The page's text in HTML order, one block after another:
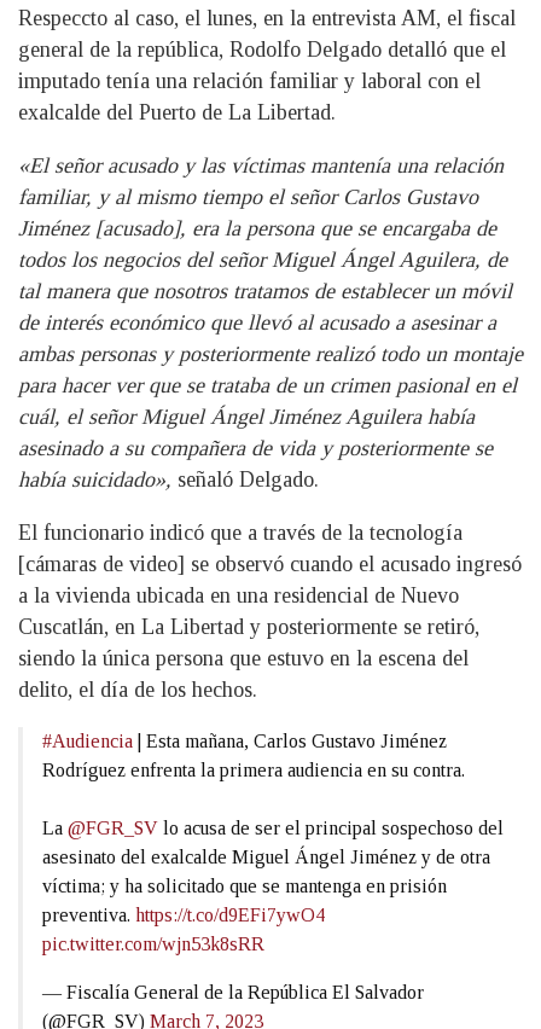
Respeccto al caso, el lunes, en la entrevista AM, el fiscal
general de la república, Rodolfo Delgado detalló que el
imputado tenía una relación familiar y laboral con el
exalcalde del Puerto de La Libertad.
«El señor acusado y las víctimas mantenía una relación
familiar, y al mismo tiempo el señor Carlos Gustavo
Jiménez [acusado], era la persona que se encargaba de
todos los negocios del señor Miguel Ángel Aguilera, de
tal manera que nosotros tratamos de establecer un móvil
de interés económico que llevó al acusado a asesinar a
ambas personas y posteriormente realizó todo un montaje
para hacer ver que se trataba de un crimen pasional en el
cuál, el señor Miguel Ángel Jiménez Aguilera había
asesinado a su compañera de vida y posteriormente se
había suicidado», señaló Delgado.
El funcionario indicó que a través de la tecnología
[cámaras de video] se observó cuando el acusado ingresó
a la vivienda ubicada en una residencial de Nuevo
Cuscatlán, en La Libertad y posteriormente se retiró,
siendo la única persona que estuvo en la escena del
delito, el día de los hechos.
#Audiencia | Esta mañana, Carlos Gustavo Jiménez
Rodríguez enfrenta la primera audiencia en su contra.
La @FGR_SV lo acusa de ser el principal sospechoso del
asesinato del exalcalde Miguel Ángel Jiménez y de otra
víctima; y ha solicitado que se mantenga en prisión
preventiva. https://t.co/d9EFi7ywO4
pic.twitter.com/wjn53k8sRR
— Fiscalía General de la República El Salvador
(@FGR_SV) March 7, 2023